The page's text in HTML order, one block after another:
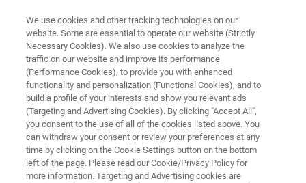
【日産アーク X BRUKER共催】二次電池解析ウェビナー
【日産アーク x Bruker共催】
NMRおよび原子間力顕微鏡で見
る Liイオン拡散現象 ～リチウム
イオン二次電池の状態変化解析
への適用～
We use cookies and other tracking technologies on our
website. Some are essential to operate our website (Strictly
Necessary Cookies). We also use cookies to analyze the
traffic on our website and improve its performance
(Performance Cookies), to provide you with enhanced
functionality and personalization (Functional Cookies), and to
build a profile of your interests and show you relevant ads
(Targeting and Advertising Cookies). By clicking "Accept All",
you consent to the use of all of the cookies listed above. You
can withdraw your consent or review your preferences at any
time by clicking on the Cookie Settings button on the bottom
left of the page. Please read our Cookie/Privacy Policy for
more information. Targeting and Advertising cookies are